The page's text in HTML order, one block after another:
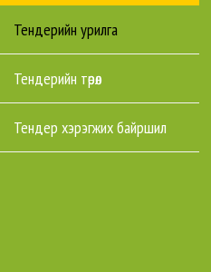
Тендерийн урилга
Тендерийн төрөл
Тендер хэрэгжих байршил